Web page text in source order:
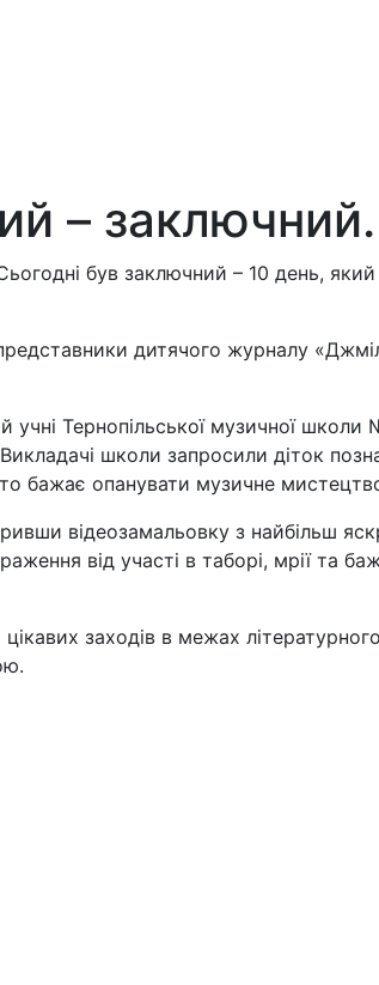
– заключний.
був заключний – 10 день, який
дитячого журналу
учні Тернопільської музичної
школи запросили діток
бажає опанувати музичне
відеозамальовку з найбільш
від участі в таборі, мрії та
заходів в межах